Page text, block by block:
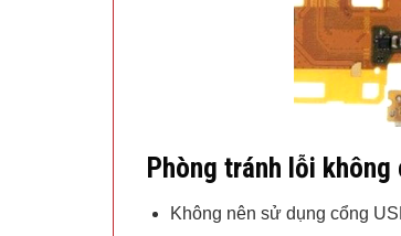
Phòng tránh lỗi không
Không nên sử dụng cổng